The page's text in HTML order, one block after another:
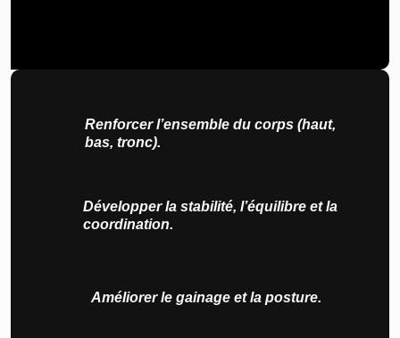
Renforcer l’ensemble du corps (haut,
bas, tronc).
Développer la stabilité, l’équilibre et la
coordination.
Améliorer le gainage et la posture.